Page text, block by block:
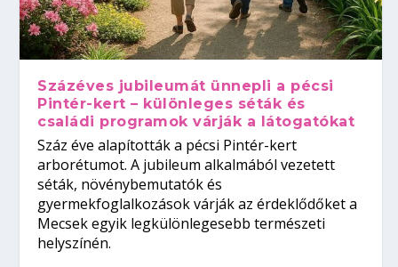
Százéves jubileumát ünnepli a pécsi
Pintér-kert – különleges séták és
családi programok várják a látogatókat
Száz éve alapították a pécsi Pintér-kert
arborétumot. A jubileum alkalmából vezetett
séták, növénybemutatók és
gyermekfoglalkozások várják az érdeklődőket a
Mecsek egyik legkülönlegesebb természeti
helyszínén.